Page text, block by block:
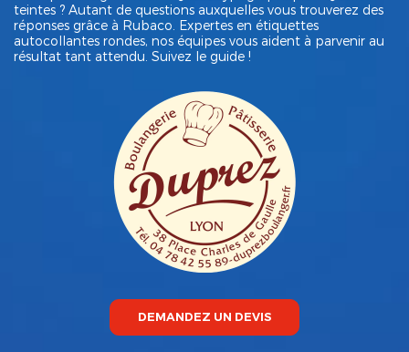
teintes ? Autant de questions auxquelles vous trouverez des
réponses grâce à Rubaco. Expertes en étiquettes
autocollantes rondes, nos équipes vous aident à parvenir au
résultat tant attendu. Suivez le guide !
DEMANDEZ UN DEVIS